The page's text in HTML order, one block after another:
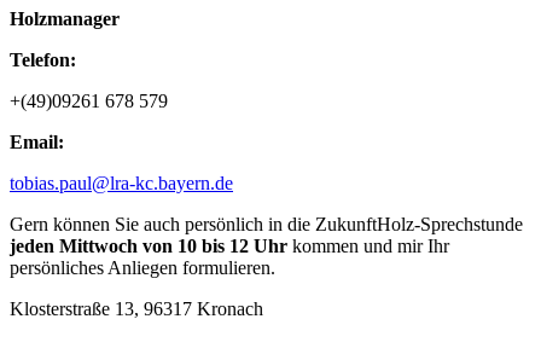
Holzmanager
Telefon:
+(49)09261 678 579
Email:
tobias.paul@lra-kc.bayern.de
Gern können Sie auch persönlich in die ZukunftHolz-Sprechstunde
jeden Mittwoch von 10 bis 12 Uhr kommen und mir Ihr
persönliches Anliegen formulieren.
Klosterstraße 13, 96317 Kronach